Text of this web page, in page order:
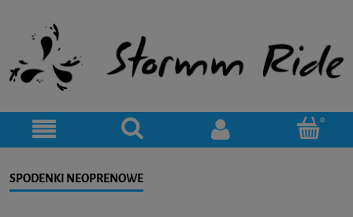
SPODENKI NEOPRENOWE